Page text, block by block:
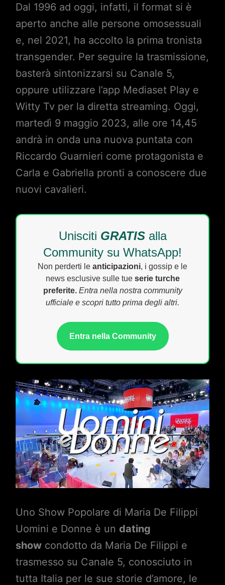
Dal 1996 ad oggi, infatti, il format si è
aperto anche alle persone omosessuali
e, nel 2021, ha accolto la prima tronista
transgender. Per seguire la trasmissione,
basterà sintonizzarsi su Canale 5,
oppure utilizzare l’app Mediaset Play e
Witty Tv per la diretta streaming. Oggi,
martedì 9 maggio 2023, alle ore 14,45
andrà in onda una nuova puntata con
Riccardo Guarnieri come protagonista e
Carla e Gabriella pronti a conoscere due
nuovi cavalieri.
Unisciti GRATISalla
Community su WhatsApp!
Non perderti le anticipazioni, i gossip e le
news esclusive sulle tue serie turche
preferite. Entra nella nostra community
ufficiale e scopri tutto prima degli altri.
Entra nella Community
Uno Show Popolare di Maria De Filippi
Uomini e Donne è un dating
showcondotto da Maria De Filippi e
trasmesso su Canale 5, conosciuto in
tutta Italia per le sue storie d’amore, le